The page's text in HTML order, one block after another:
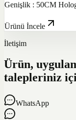
Genişlik : 50CM
Ürünü İncele
İletişim
Ürün,
talepleriniz
WhatsApp